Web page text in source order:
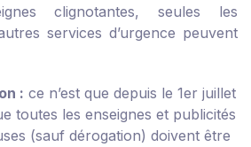
clignotantes, seules les
services d’urgence peuvent
: ce n’est que depuis le 1er juillet
toutes les enseignes et publicités
(sauf dérogation) doivent être